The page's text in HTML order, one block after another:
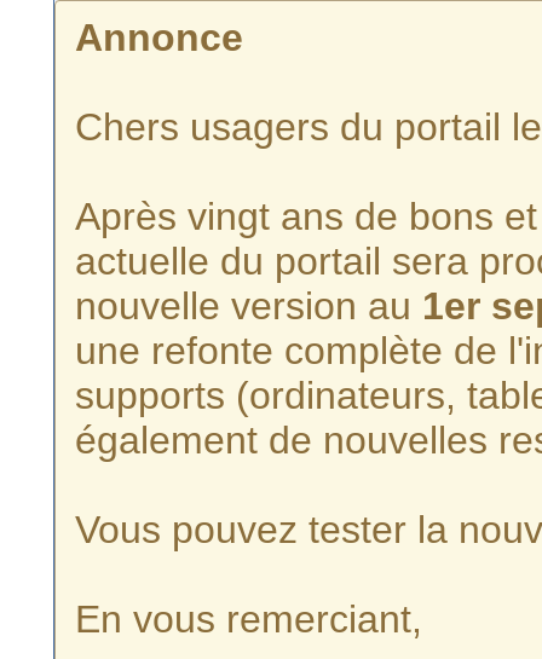
Annonce
Chers usagers du portail
Après vingt ans de bons
actuelle du portail sera
nouvelle version au 1er
une refonte complète de
supports (ordinateurs,
également de nouvelles
Vous pouvez tester la
En vous remerciant,